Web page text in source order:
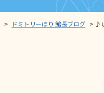
> ドミトリーほり 館長ブログ > ♪